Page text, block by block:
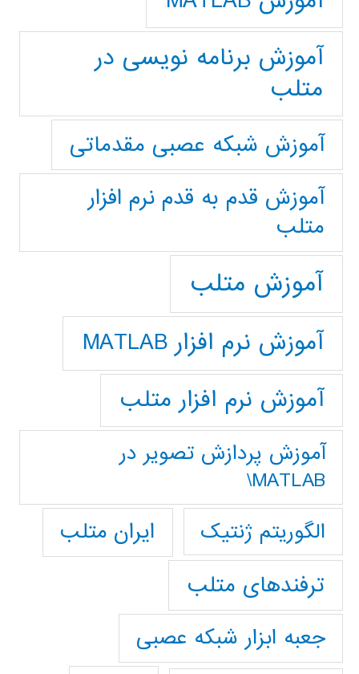
آموزش برنامه نویسی در
متلب
آموزش شبکه عصبی مقدماتی
آموزش قدم به قدم نرم افزار
متلب
آموزش متلب
آموزش نرم افزار MATLAB
آموزش نرم افزار متلب
آموزش پردازش تصوير در
MATLAB\
الگوریتم ژنتیک
ایران متلب
ترفندهای متلب
جعبه ابزار شبکه عصبی